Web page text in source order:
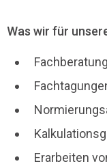
Was wir für
Erarbeiten